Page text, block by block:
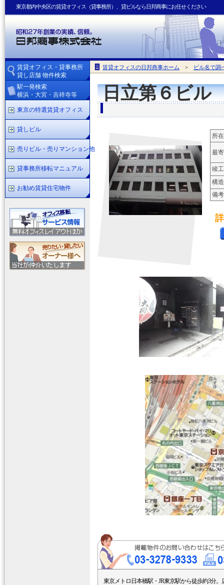
東京都内中央区の賃貸オフィス（貸事務所）、貸ビルなら日邦商事にお任せください
賃貸オフィスの日邦商事ホーム > ビル名で調
日立第６ビル
所
最
竣工
構
備考
東京メトロ日本橋駅・JR東京駅から徒歩約3分。
賃貸オフィス・貸事務所
貸し店舗 物件検索
駅一発検索
横浜・大宮・吉祥寺等
東京の特選賃貸オフィス
貸しビル
売りビル・売りマンション他
貸事務所移転マニュアル
お勧め賃貸住宅物件